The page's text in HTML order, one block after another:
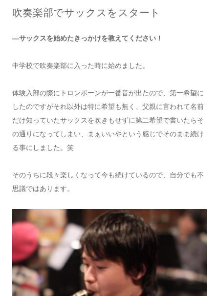
吹奏楽部でサックスをスタート
―サックスを始めたきっかけを教えてください！
中学校で吹奏楽部に入った時に始めました。
体験入部の際にトロンボーンが一番音が出たので、第一希望に
したのですがそれ以外は特に希望も無く、父親に言われて名前
だけ知っていたサックスを吹きもせずに第二希望で書いたらそ
の通りになってしまい、まぁいいやという感じでそのまま続け
る事にしました。笑
そのうちに段々楽しくなって今も続けているので、自分でも不
思議ではあります。